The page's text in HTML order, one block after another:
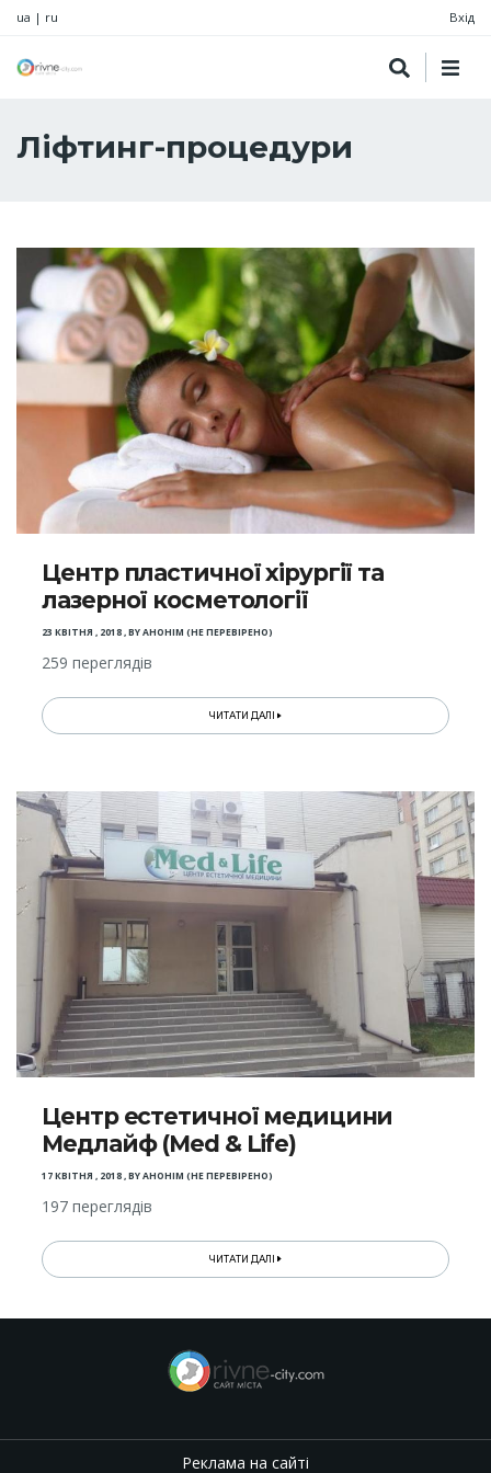
ua | ru Вхід
Ліфтинг-процедури
Центр пластичної хірургії та
лазерної косметології
23 КВІТНЯ , 2018,BYАНОНІМ (НЕ ПЕРЕВІРЕНО)
259 переглядів
ЧИТАТИ ДАЛІ
Центр естетичної медицини
Медлайф (Med & Life)
17 КВІТНЯ , 2018,BYАНОНІМ (НЕ ПЕРЕВІРЕНО)
197 переглядів
ЧИТАТИ ДАЛІ
Реклама на сайті